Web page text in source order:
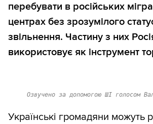
перебувати в російських
центрах без зрозумілого
звільнення. Частину з них
використовує як інструмент
Озвучено за допомогою ШІ голосом
Українські громадяни можуть